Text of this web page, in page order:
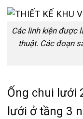
Các linh kiện được
thuật. Các đoạn
Ống chui lưới
lưới ở tầng 3